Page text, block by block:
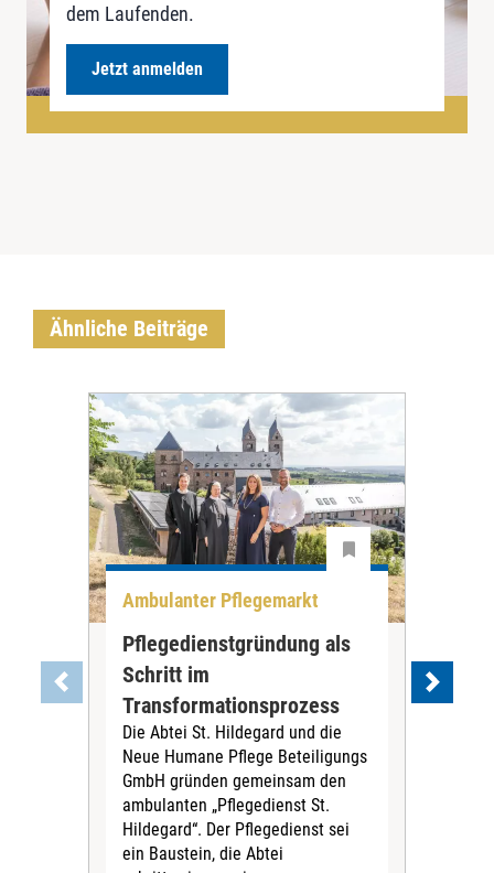
dem Laufenden.
Jetzt anmelden
Ähnliche Beiträge
Ambulanter Pflegemarkt
Pflegedienstgründung als
Schritt im
Transformationsprozess
Die Abtei St. Hildegard und die
Neue Humane Pflege Beteiligungs
GmbH gründen gemeinsam den
ambulanten „Pflegedienst St.
Hildegard“. Der Pflegedienst sei
ein Baustein, die Abtei